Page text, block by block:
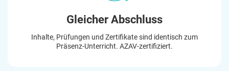
Gleicher Abschluss
Inhalte, Prüfungen und Zertifikate sind identisch zum
Präsenz-Unterricht. AZAV-zertifiziert.